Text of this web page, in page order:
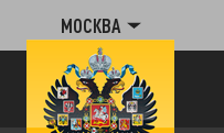
МОСКВА